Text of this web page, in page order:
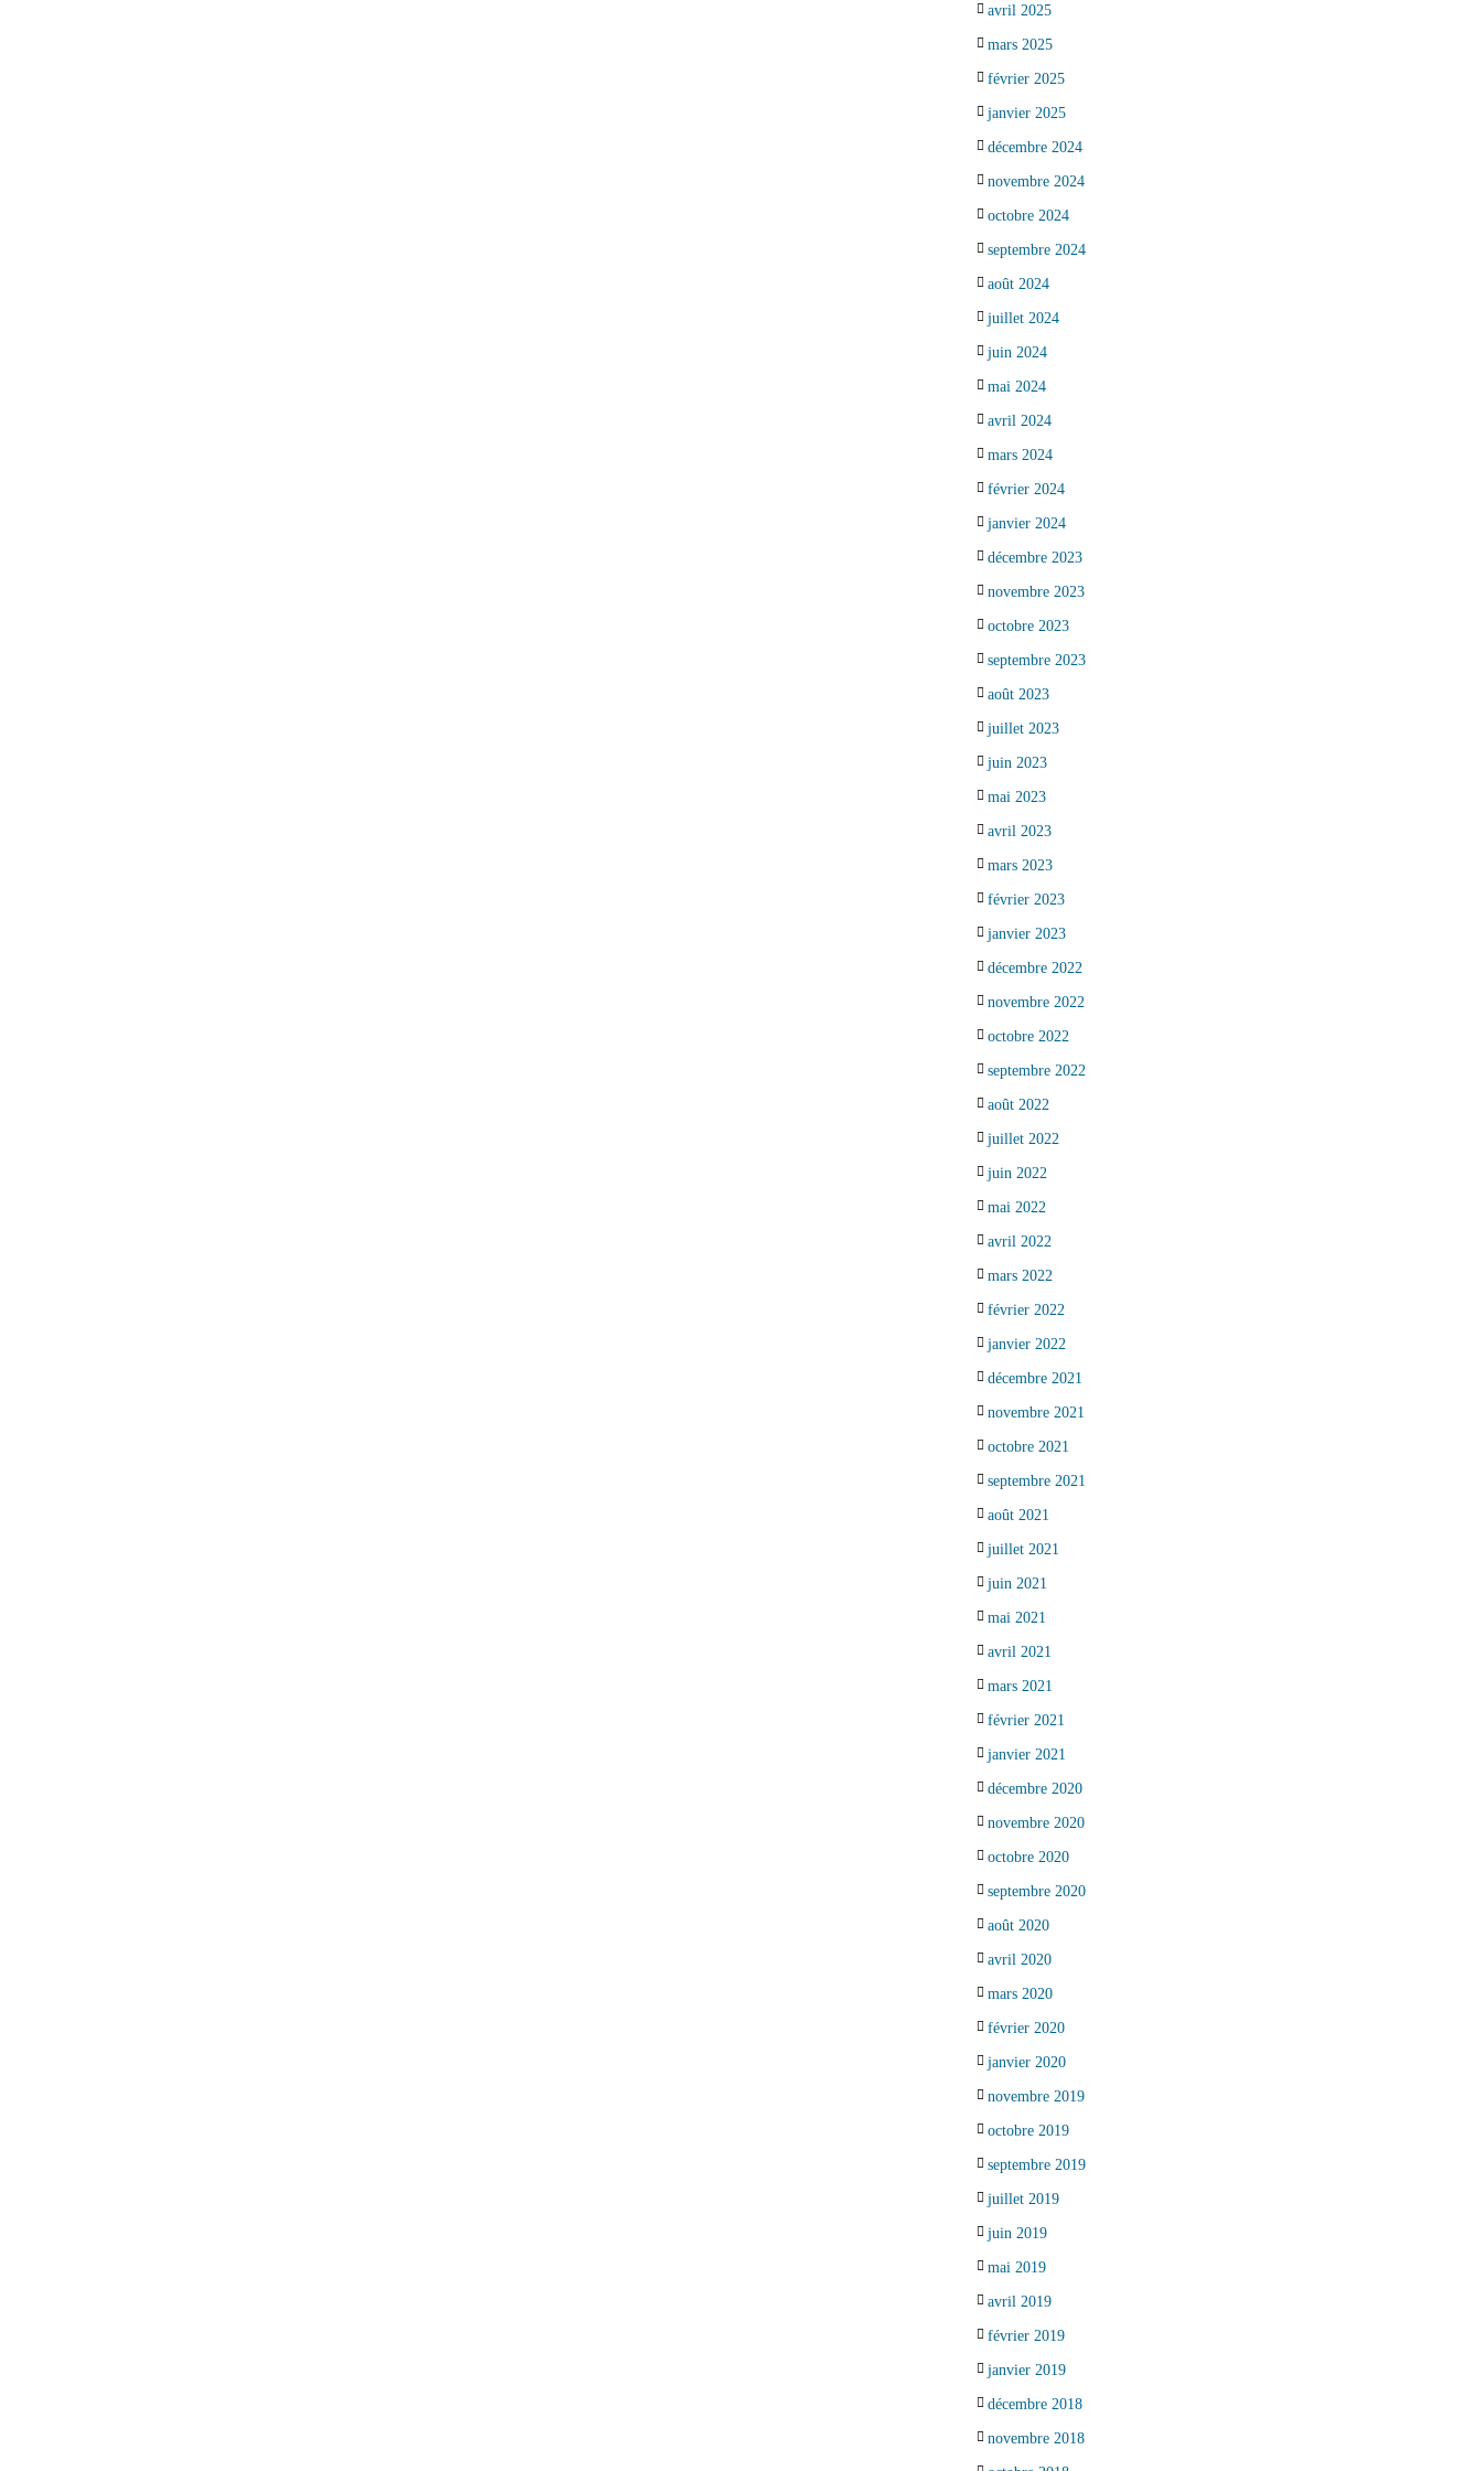
avril 2025
mars 2025
février 2025
janvier 2025
décembre 2024
novembre 2024
octobre 2024
septembre 2024
août 2024
juillet 2024
juin 2024
mai 2024
avril 2024
mars 2024
février 2024
janvier 2024
décembre 2023
novembre 2023
octobre 2023
septembre 2023
août 2023
juillet 2023
juin 2023
mai 2023
avril 2023
mars 2023
février 2023
janvier 2023
décembre 2022
novembre 2022
octobre 2022
septembre 2022
août 2022
juillet 2022
juin 2022
mai 2022
avril 2022
mars 2022
février 2022
janvier 2022
décembre 2021
novembre 2021
octobre 2021
septembre 2021
août 2021
juillet 2021
juin 2021
mai 2021
avril 2021
mars 2021
février 2021
janvier 2021
décembre 2020
novembre 2020
octobre 2020
septembre 2020
août 2020
avril 2020
mars 2020
février 2020
janvier 2020
novembre 2019
octobre 2019
septembre 2019
juillet 2019
juin 2019
mai 2019
avril 2019
février 2019
janvier 2019
décembre 2018
novembre 2018